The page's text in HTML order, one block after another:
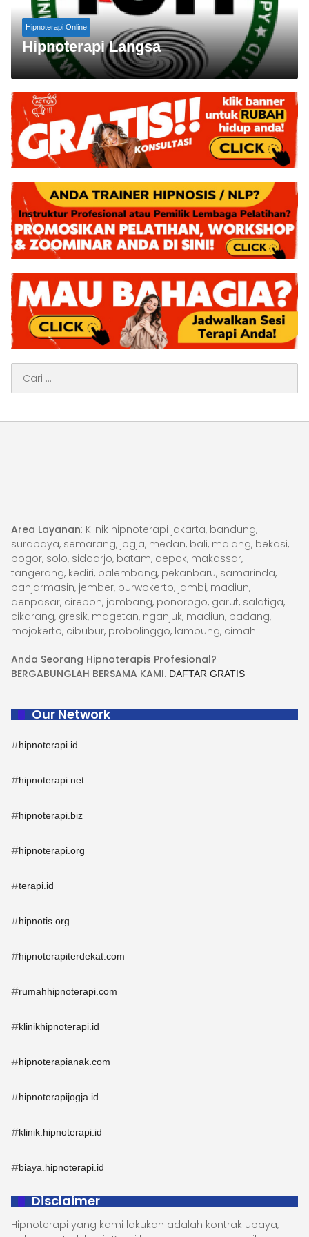
Hipnoterapi Online
Hipnoterapi Langsa
untuk:
Area Layanan: Klinik hipnoterapi jakarta, bandung,
surabaya, semarang, jogja, medan, bali, malang, bekasi,
bogor, solo, sidoarjo, batam, depok, makassar,
tangerang, kediri, palembang, pekanbaru, samarinda,
banjarmasin, jember, purwokerto, jambi, madiun,
denpasar, cirebon, jombang, ponorogo, garut, salatiga,
cikarang, gresik, magetan, nganjuk, madiun, padang,
mojokerto, cibubur, probolinggo, lampung, cimahi.
Anda Seorang Hipnoterapis Profesional?
BERGABUNGLAH BERSAMA KAMI. DAFTAR GRATIS
Our Network
#hipnoterapi.id
#hipnoterapi.net
#hipnoterapi.biz
#hipnoterapi.org
#terapi.id
#hipnotis.org
#hipnoterapiterdekat.com
#rumahhipnoterapi.com
#klinikhipnoterapi.id
#hipnoterapianak.com
#hipnoterapijogja.id
#klinik.hipnoterapi.id
#biaya.hipnoterapi.id
Disclaimer
Hipnoterapi yang kami lakukan adalah kontrak upaya,